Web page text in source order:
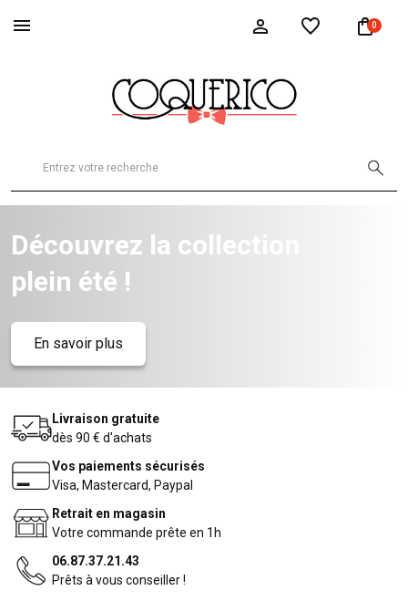
0
Découvrez la collection
plein été !
En savoir plus
Livraison gratuite
dès 90 € d'achats
Vos paiements sécurisés
Visa, Mastercard, Paypal
Retrait en magasin
Votre commande prête en 1h
06.87.37.21.43
Prêts à vous conseiller !